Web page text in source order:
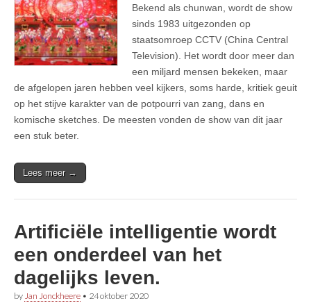
Bekend als chunwan, wordt de show
sinds 1983 uitgezonden op
staatsomroep CCTV (China Central
Television). Het wordt door meer dan
een miljard mensen bekeken, maar
de afgelopen jaren hebben veel kijkers, soms harde, kritiek geuit
op het stijve karakter van de potpourri van zang, dans en
komische sketches. De meesten vonden de show van dit jaar
een stuk beter.
Lees meer →
Artificiële intelligentie wordt
een onderdeel van het
dagelijks leven.
by Jan Jonckheere • 24 oktober 2020